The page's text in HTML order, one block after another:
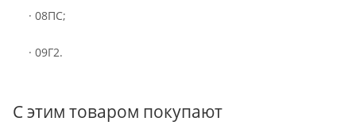
· 08ПС;
· 09Г2.
С этим товаром покупают